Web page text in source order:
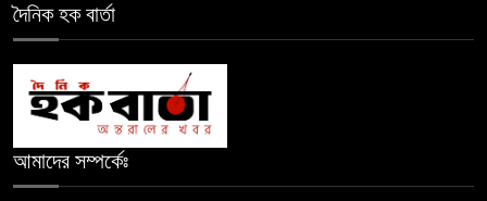
১০
১১
দৈনিক হক বার্তা
আমাদের সম্পর্কেঃ